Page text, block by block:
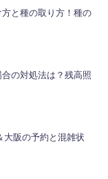
と種の取り方！種の
の対処法は？残高照
大阪の予約と混雑状